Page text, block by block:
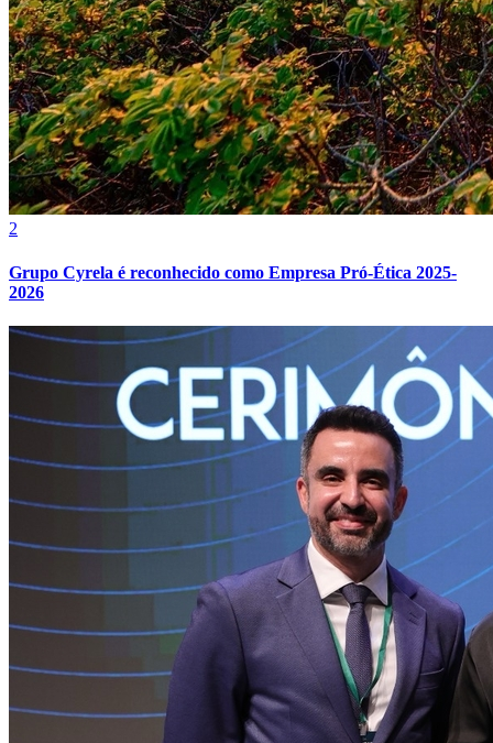
Internacional
Atlético-MG
2
Grupo Cyrela é reconhecido como Empresa Pró-Ética 2025-
2026